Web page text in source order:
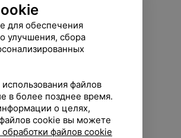
для обеспечения
улучшения, сбора
файлов
в более позднее время.
о целях,
cookie вы можете
файлов cookie